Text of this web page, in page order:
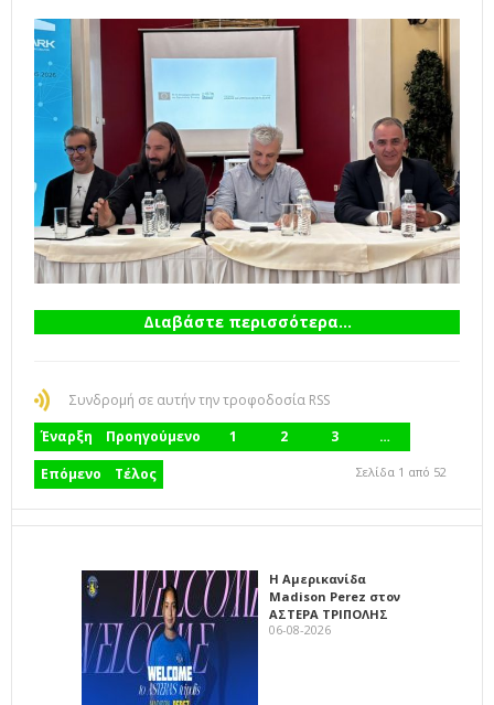
Διαβάστε περισσότερα...
Συνδρομή σε αυτήν την τροφοδοσία RSS
Έναρξη
Προηγούμενο 1 2 3
…
Επόμενο
Τέλος Σελίδα 1 από 52
Η Αμερικανίδα
Madison Perez στον
ΑΣΤΕΡΑ ΤΡΙΠΟΛΗΣ
06-08-2026